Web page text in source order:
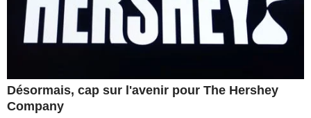
Désormais, cap sur l'avenir pour The Hershey
Company